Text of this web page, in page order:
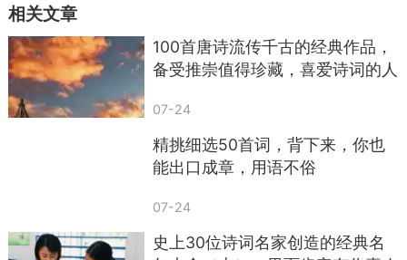
灯火阑珊处。——辛弃疾《青玉案·元夕》
29. 了却君王天下事，赢得生前身后名。——
辛弃疾《破阵子·为陈同甫赋壮词以寄之》
30. 青山遮不住，毕竟东流去。——辛弃疾
《菩萨蛮·书江西造口壁》
相关文章
100首唐诗流传千古的经典作品，
备受推崇值得珍藏，喜爱诗词的人
07-24
精挑细选50首词，背下来，你也
能出口成章，用语不俗
07-24
史上30位诗词名家创造的经典名